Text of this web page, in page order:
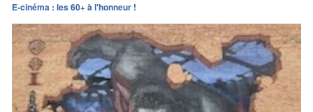
E-cinéma : les 60+ à l'honneur !